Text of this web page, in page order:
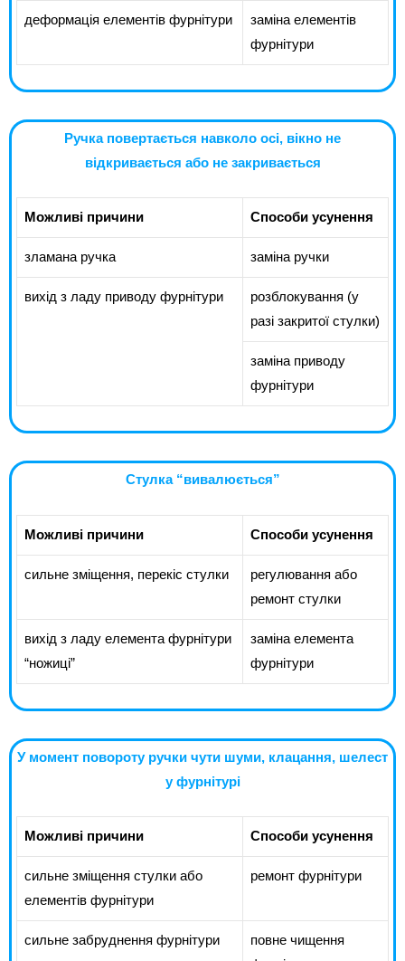
деформація елементів фурнітури
заміна елементів
фурнітури
Ручка повертається навколо осі, вікно не
відкривається або не закривається
Можливі причини Способи усунення
зламана ручка заміна ручки
вихід з ладу приводу фурнітури
розблокування (у
разі закритої стулки)
заміна приводу
фурнітури
Стулка “вивалюється”
Можливі причини Способи усунення
сильне зміщення, перекіс стулки
регулювання або
ремонт стулки
вихід з ладу елемента фурнітури
“ножиці”
заміна елемента
фурнітури
У момент повороту ручки чути шуми, клацання, шелест
у фурнітурі
Можливі причини Способи усунення
сильне зміщення стулки або
елементів фурнітури
ремонт фурнітури
сильне забруднення фурнітури
повне чищення